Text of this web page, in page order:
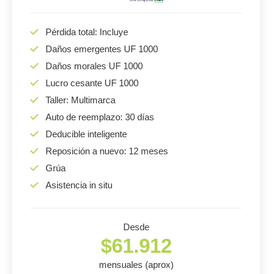
Pérdida total: Incluye
Daños emergentes UF 1000
Daños morales UF 1000
Lucro cesante UF 1000
Taller: Multimarca
Auto de reemplazo: 30 días
Deducible inteligente
Reposición a nuevo: 12 meses
Grúa
Asistencia in situ
Desde
$61.912
mensuales (aprox)